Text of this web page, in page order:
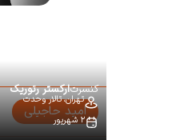
امید حاجیلی
کنسرتارکستر رتوریک
تهران،تالار وحدت
۲ شهریور